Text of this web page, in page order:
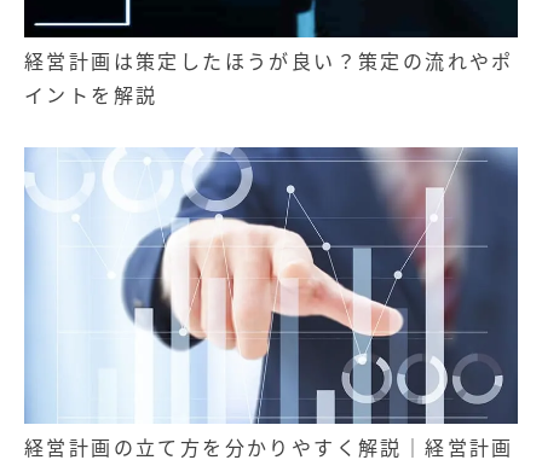
経営計画は策定したほうが良い？策定の流れやポ
イントを解説
経営計画の立て方を分かりやすく解説｜経営計画